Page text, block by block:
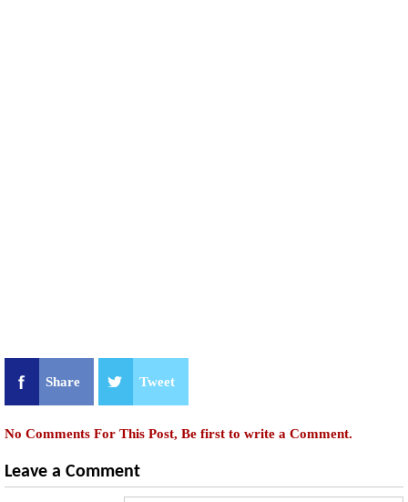
Share Tweet
No Comments For This Post, Be first to write a Comment.
Leave a Comment